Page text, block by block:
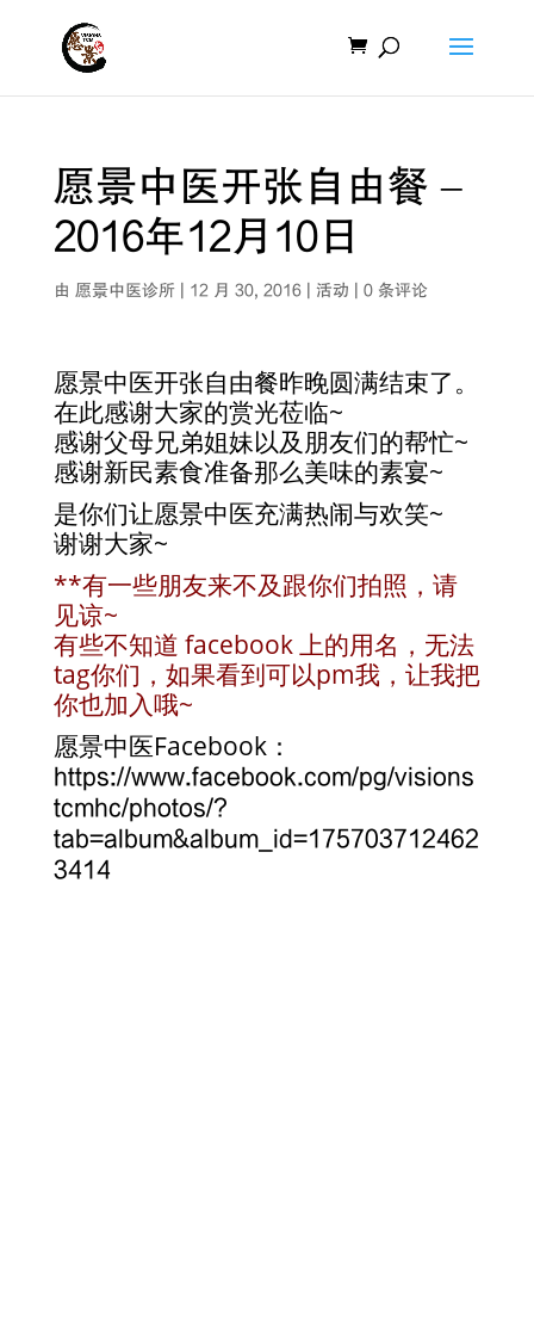
愿景中医开张自由餐 –
2016年12月10日
由 愿景中医诊所| 12 月 30, 2016| 活动 0 条评论
愿景中医开张自由餐昨晚圆满结束了。
在此感谢大家的赏光莅临~
感谢父母兄弟姐妹以及朋友们的帮忙~
感谢新民素食准备那么美味的素宴~
是你们让愿景中医充满热闹与欢笑~
谢谢大家~
**有一些朋友来不及跟你们拍照，请
见谅~
有些不知道 facebook 上的用名，无法
tag你们，如果看到可以pm我，让我把
你也加入哦~
愿景中医Facebook：
https://www.facebook.com/pg/visions
tcmhc/photos/?
tab=album&album_id=175703712462
3414